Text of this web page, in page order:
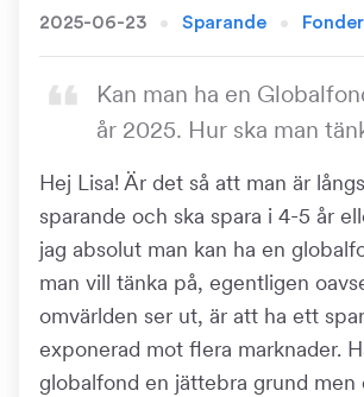
2025-06-23 Sparande Fonder
Kan man ha en
år 2025. Hur ska man
Hej Lisa! Är det så att man är
sparande och ska spara i 4-5 år
jag absolut man kan ha en
man vill tänka på, egentligen
omvärlden ser ut, är att ha ett
exponerad mot flera marknader.
globalfond en jättebra grund men